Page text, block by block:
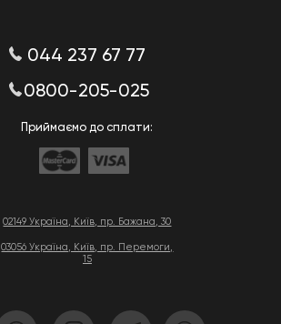
02149 Україна, Київ, пр. Бажана, 30
03056 Україна, Київ, пр. Перемоги,
15
044 237 67 77
0800-205-025
Приймаємо до сплати: